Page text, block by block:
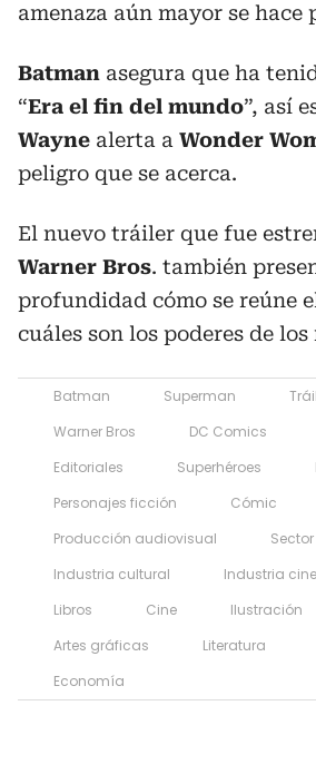
amenaza aún mayor se hace
Batman asegura que ha
“Era el fin del mundo”, así
Wayne alerta a Wonder
peligro que se acerca.
El nuevo tráiler que fue
Warner Bros. también
profundidad cómo se reúne
cuáles son los poderes de los
Batman Superman
Warner Bros
DC Comics
Editoriales
Superhéroes
Personajes ficción
Cómic
Producción audiovisual
Industria cultural
Industria cine
Libros
Cine Ilustración
Artes gráficas
Literatura
Economía